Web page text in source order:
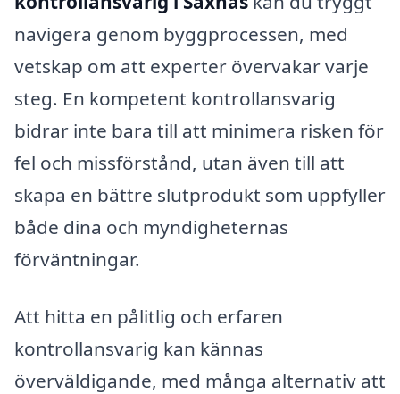
navigera genom byggprocessen, med
vetskap om att experter övervakar varje
steg. En kompetent kontrollansvarig
bidrar inte bara till att minimera risken för
fel och missförstånd, utan även till att
skapa en bättre slutprodukt som uppfyller
både dina och myndigheternas
förväntningar.
Att hitta en pålitlig och erfaren
kontrollansvarig kan kännas
överväldigande, med många alternativ att